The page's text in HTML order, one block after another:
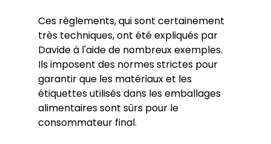
Ces règlements, qui sont certainement
très techniques, ont été expliqués par
Davide à l'aide de nombreux exemples.
Ils imposent des normes strictes pour
garantir que les matériaux et les
étiquettes utilisés dans les emballages
alimentaires sont sûrs pour le
consommateur final.